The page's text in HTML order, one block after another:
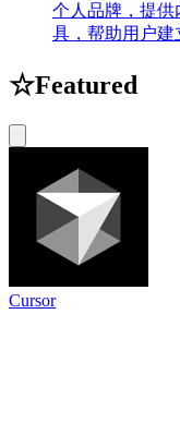
个人品牌，提供
具，帮助用户建
☆Featured
Cursor